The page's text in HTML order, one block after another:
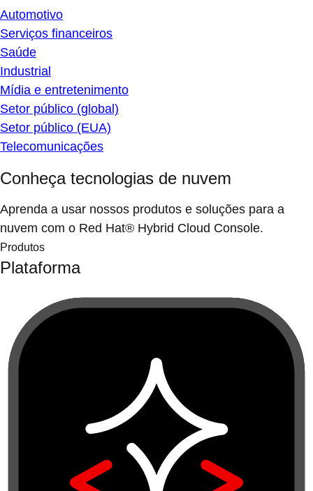
Automotivo
Serviços financeiros
Saúde
Industrial
Mídia e entretenimento
Setor público (global)
Setor público (EUA)
Telecomunicações
Conheça tecnologias de nuvem
Aprenda a usar nossos produtos e soluções para a
nuvem com o Red Hat® Hybrid Cloud Console.
Produtos
Plataforma